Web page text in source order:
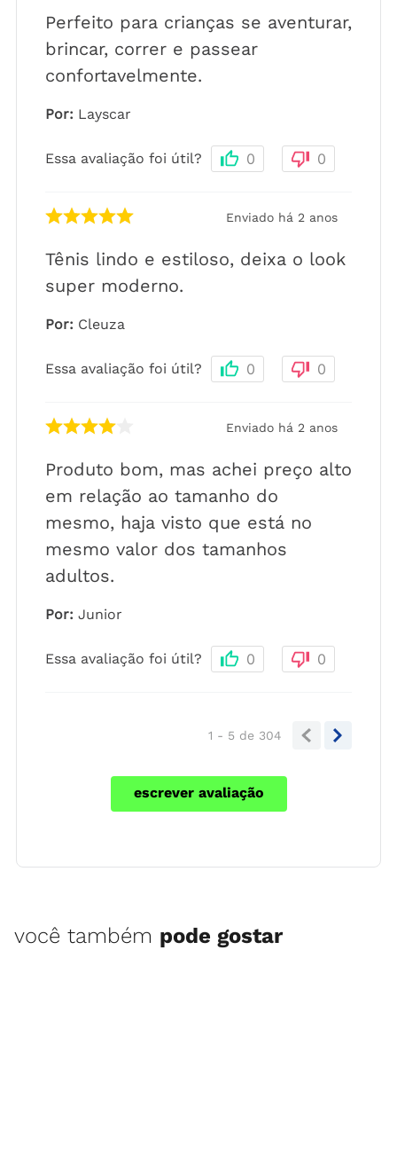
Perfeito para crianças se aventurar,
brincar, correr e passear
confortavelmente.
Por: Layscar
Essa avaliação foi útil? 0 0
Enviado há 2 anos
Tênis lindo e estiloso, deixa o look
super moderno.
Por: Cleuza
Essa avaliação foi útil? 0 0
Enviado há 2 anos
Produto bom, mas achei preço alto
em relação ao tamanho do
mesmo, haja visto que está no
mesmo valor dos tamanhos
adultos.
Por: Junior
Essa avaliação foi útil? 0 0
1 - 5 de 304
escrever avaliação
você também pode gostar